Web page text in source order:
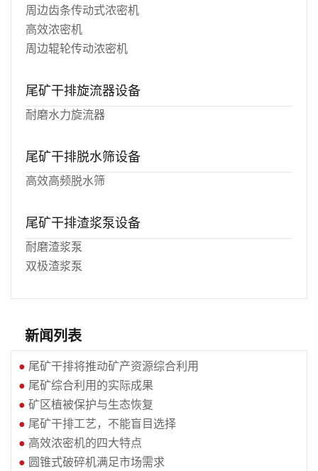
周边齿条传动式浓密机
高效浓密机
周边辊轮传动浓密机
尾矿干排旋流器设备
耐磨水力旋流器
尾矿干排脱水筛设备
高效高频脱水筛
尾矿干排渣浆泵设备
耐磨渣浆泵
双极渣浆泵
新闻列表
● 尾矿干排将推动矿产资源综合利用
● 尾矿综合利用的实际成果
● 矿区植被保护与生态恢复
● 尾矿干排工艺，不能盲目选择
● 高效浓密机的四大特点
● 圆锥式破碎机满足市场需求